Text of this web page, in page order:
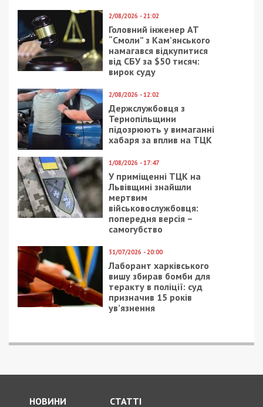
2/08/2026 - 21:02
Головний інженер АТ
“Смоли” з Кам’янського
намагався відкупитися
від СБУ за $50 тисяч:
вирок суду
2/08/2026 - 12:02
Держслужбовця з
Тернопільщини
підозрюють у вимаганні
хабаря за вплив на ТЦК
1/08/2026 - 17:47
У приміщенні ТЦК на
Львівщині знайшли
мертвим
військовослужбовця:
попередня версія –
самогубство
31/07/2026 - 20:00
Лаборант харківського
вишу збирав бомби для
теракту в поліції: суд
призначив 15 років
ув’язнення
НОВИНИ СТАТТІ